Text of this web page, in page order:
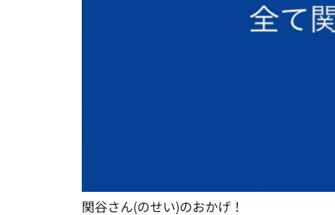
関谷さん(のせい)のおかげ！